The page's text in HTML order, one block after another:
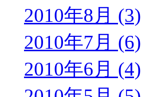
2010年8月 (3)
2010年7月 (6)
2010年6月 (4)